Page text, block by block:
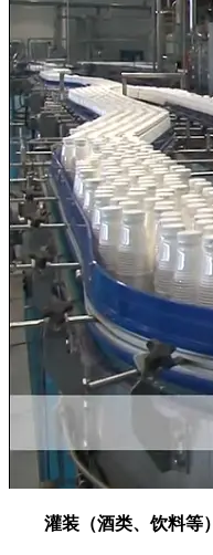
灌装（酒类、饮料等）